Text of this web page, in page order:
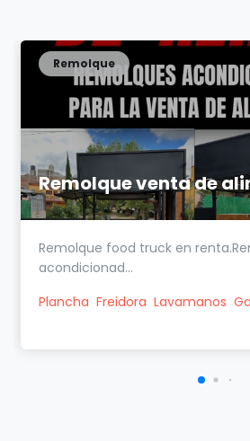
Remolque venta de
Remolque
Remolque food truck en
acondicionad...
Plancha Freidora Lavamanos